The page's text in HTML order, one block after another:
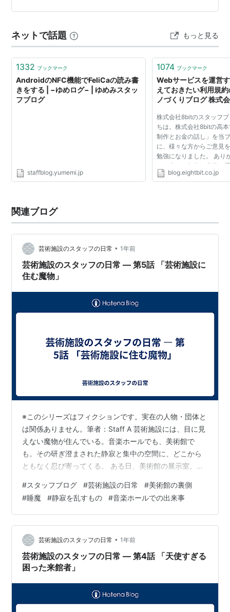
が、子どもはだんだん大胆になり、つないだ手を払いの
子どもはぐずり始め、やがて展示室に響き渡る大きな泣
き声に。結局、その親子は展示室の外へ…
ネットで話題 もっと見る
1332 ブックマーク
AndroidのNFC機能でFeliCaの読み書
きをする | −ゆめログ− | ゆめみスタッ
フブログ
staffblog.yumemi.jp
1074 ブックマーク
Webサービスを運営
えておきたい利用規
ノづくりブログ 株式
株式会社8bitのスタッフ
ちは。株式会社8bitの高
制作とお金の話し」を当
に、様々な方からご意見
勉強になりました。 あり
その中で、契約も非常に
意見をいただきました。
blog.eightbit.co.jp
関連ブログ
芸術施設のスタッフの日常 • 1年前
芸術施設のスタッフの日常 — 第5話 「芸術施設に
住む魔物」
※このシリーズはフィクションです。実在の人物・団体と
は関係ありません。筆者：Staff A 芸術施設には、目に見
えない魔物が住んでいる。音楽ホールでも、美術館で
も。その研ぎ澄まされた静寂と集中の空間に、どこから
ともなく忍び寄ってくる。 ある日、美術館の展示室。静
腰掛け、目を閉じている壮年の男性が一人。深く思索に
ふけっているのかと思った、次の瞬間—— ぐ…ぅぅぅ…
ぐぅ… 低く、奇妙な振動音。最初はどこから響くのか分
からなかった。しかし近づくと、その正体が見えてく
る。 そう、それは鼾（いびき）。眠気をあやつり音もな
く憑依する。静謐な展示室を舞台に…
#スタッフブログ #芸術施設の日常 #美術館の裏側
#睡魔 #静寂を乱すもの #音楽ホールでの出来事
芸術施設のスタッフの日常 • 1年前
芸術施設のスタッフの日常 — 第4話 「天使すぎる
困った来館者」